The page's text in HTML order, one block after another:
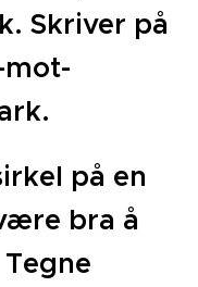
Skriver på
på en
bra å